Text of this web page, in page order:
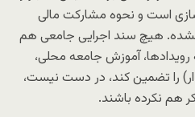
است و نحوه مشارکت مالی
هیچ سند اجرایی جامعی هم
آموزش جامعه محلی،
را تضمین کند، در دست نیست،
هم نکرده باشند.